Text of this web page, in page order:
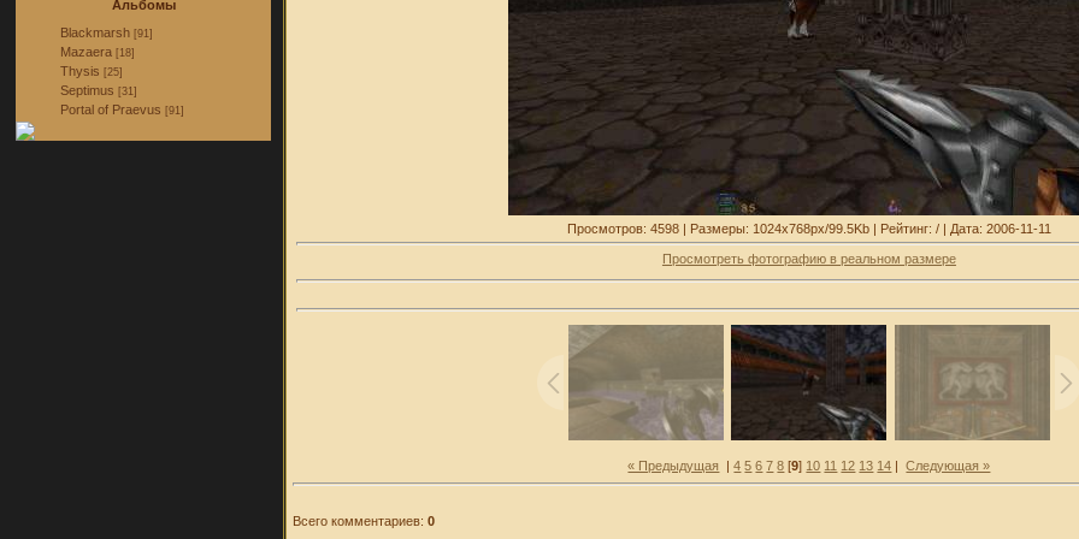
Альбомы
Blackmarsh [91]
Mazaera [18]
Thysis [25]
Septimus [31]
Portal of Praevus [91]
Просмотров: 4598 | Размеры: 1024x768px/99.5Kb | Рейтинг: / | Дата: 2006-11-11
Просмотреть фотографию в реальном размере
« Предыдущая |4 5 6 7 8 [9] 10 11 12 13 14 |Следующая »
Всего комментариев:0